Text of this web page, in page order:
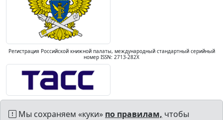
Регистрация Российской книжной палаты, международный стандартный серийный
номер ISSN: 2713-282X
Мы сохраняем «куки» по правилам, чтобы